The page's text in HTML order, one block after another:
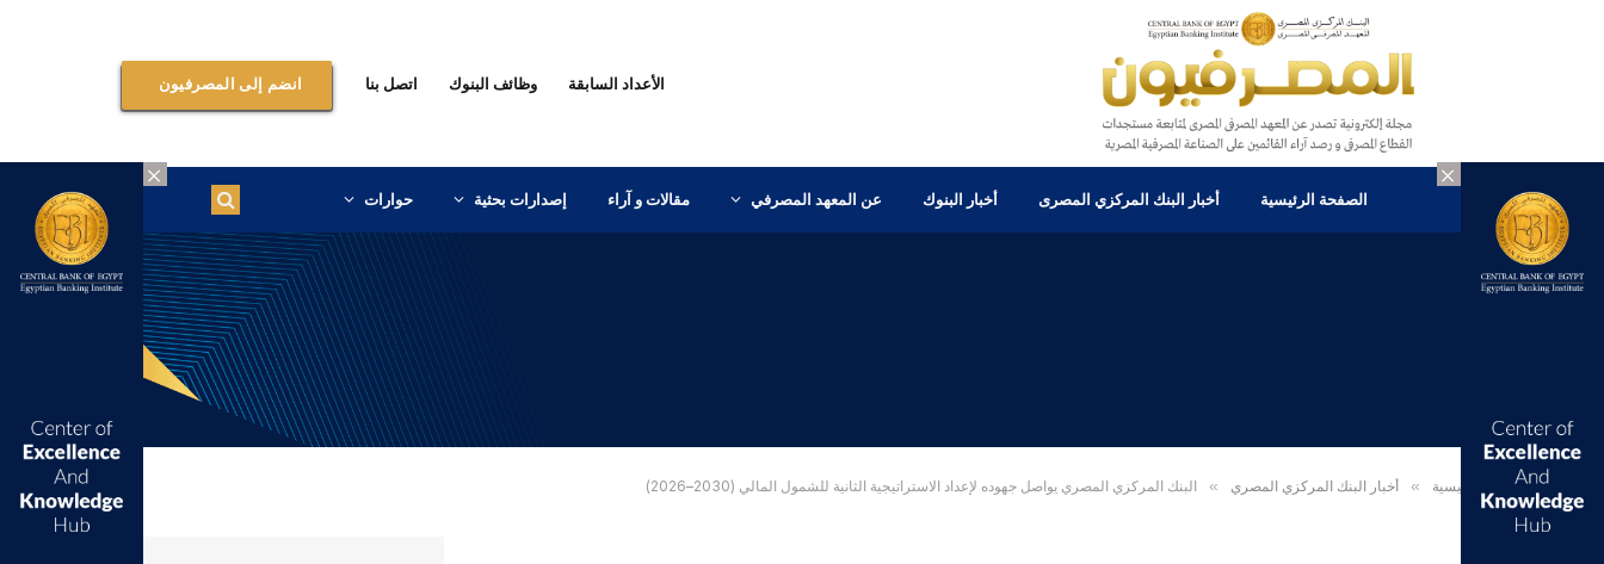
×
×
الأعداد السابقة وظائف البنوك اتصل بنا انضم إلى المصرفيون
الصفحة الرئيسية أخبار البنك المركزي المصرى أخبار البنوك عن المعهد المصرفي مقالات و آراء إصدارات بحثية حوارات
الرئيسية » أخبار البنك المركزي المصري » البنك المركزي المصري يواصل جهوده لإعداد الاستراتيجية الثانية للشمول المالي (2030–2026)